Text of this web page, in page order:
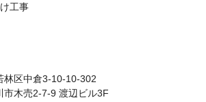
工事
林区中倉3-10-10-302
市木売2-7-9 渡辺ビル3F